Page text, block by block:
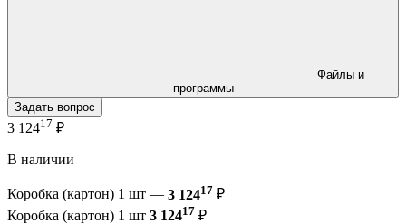
программы
Задать вопрос
3 12417 ₽
В наличии
Коробка (картон) 1 шт — 3 12417 ₽
Коробка (картон) 1 шт 3 12417 ₽